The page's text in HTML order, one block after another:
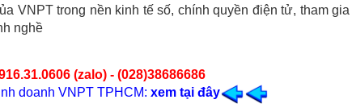
VNPT trong nền kinh tế số, chính quyền điện tử, tham gia
nghề
(zalo) - (028)38686686
doanh VNPT TPHCM: xem tại đây